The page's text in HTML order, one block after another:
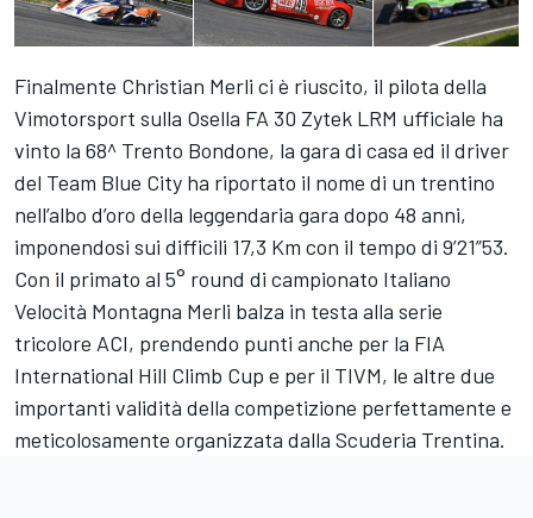
Finalmente Christian Merli ci è riuscito, il pilota della
Vimotorsport sulla Osella FA 30 Zytek LRM ufficiale ha
vinto la 68^ Trento Bondone, la gara di casa ed il driver
del Team Blue City ha riportato il nome di un trentino
nell’albo d’oro della leggendaria gara dopo 48 anni,
imponendosi sui difficili 17,3 Km con il tempo di 9’21”53.
Con il primato al 5° round di campionato Italiano
Velocità Montagna Merli balza in testa alla serie
tricolore ACI, prendendo punti anche per la FIA
International Hill Climb Cup e per il TIVM, le altre due
importanti validità della competizione perfettamente e
meticolosamente organizzata dalla Scuderia Trentina.